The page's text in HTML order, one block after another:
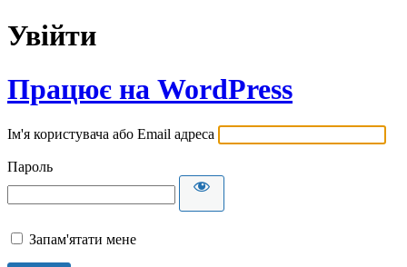
Увійти
Працює на WordPress
Ім'я користувача або Email адреса
Пароль
Запам'ятати мене